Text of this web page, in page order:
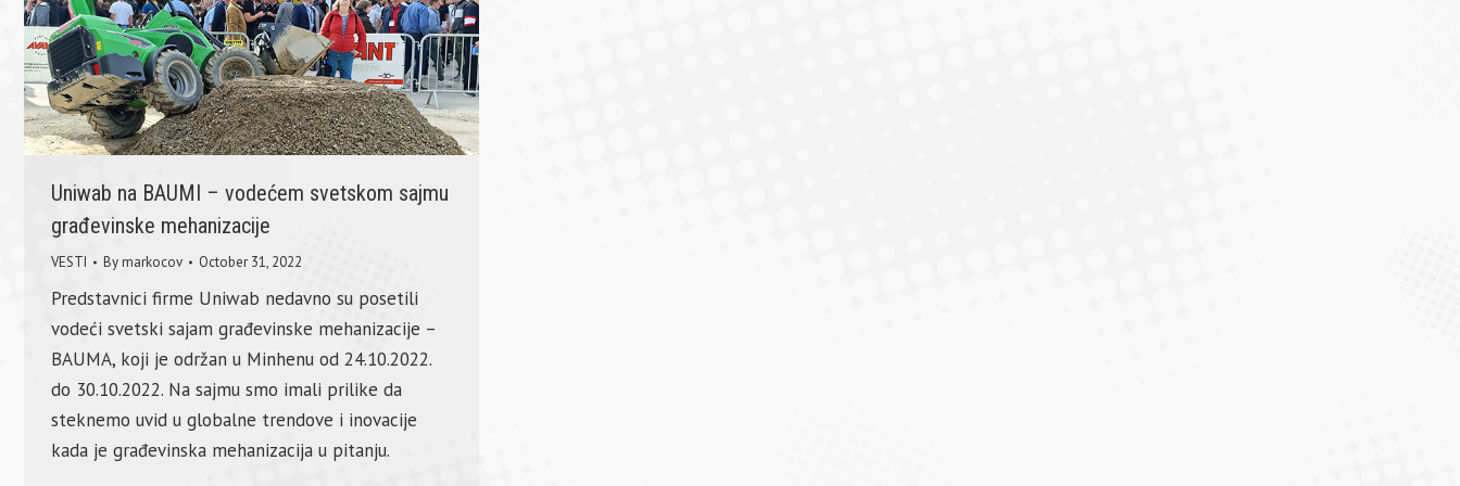
Uniwab na BAUMI – vodećem svetskom sajmu
građevinske mehanizacije
VESTI Bymarkocov October 31, 2022
Predstavnici firme Uniwab nedavno su posetili
vodeći svetski sajam građevinske mehanizacije –
BAUMA, koji je održan u Minhenu od 24.10.2022.
do 30.10.2022. Na sajmu smo imali prilike da
steknemo uvid u globalne trendove i inovacije
kada je građevinska mehanizacija u pitanju.